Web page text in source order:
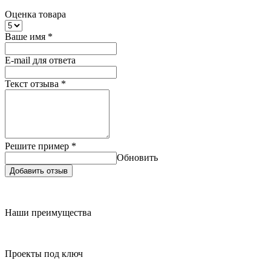
Оценка товара
Ваше имя *
E-mail для ответа
Текст отзыва *
Решите пример *
Обновить
Добавить отзыв
Наши преимущества
Проекты под ключ